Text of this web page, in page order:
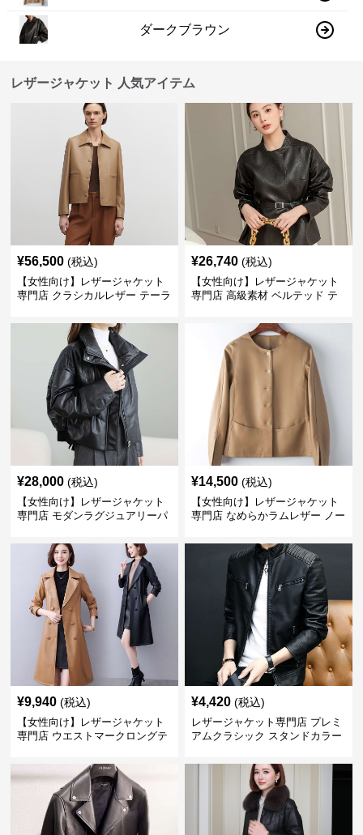
ダークブラウン
レザージャケット 人気アイテム
¥56,500 (税込)
【女性向け】レザージャケット
専門店 クラシカルレザー テーラ
¥26,740 (税込)
【女性向け】レザージャケット
専門店 高級素材 ベルテッド テ
¥28,000 (税込)
【女性向け】レザージャケット
専門店 モダンラグジュアリーパ
¥14,500 (税込)
【女性向け】レザージャケット
専門店 なめらかラムレザー ノー
¥9,940 (税込)
【女性向け】レザージャケット
専門店 ウエストマークロングテ
¥4,420 (税込)
レザージャケット専門店 プレミ
アムクラシック スタンドカラー